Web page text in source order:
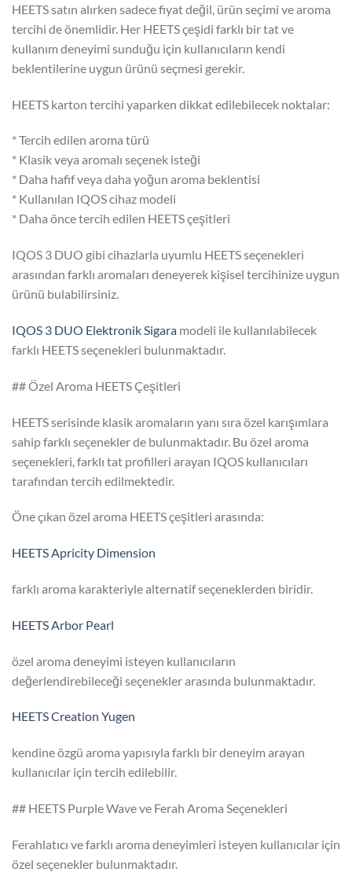
HEETS satın alırken sadece fiyat değil, ürün seçimi ve aroma
tercihi de önemlidir. Her HEETS çeşidi farklı bir tat ve
kullanım deneyimi sunduğu için kullanıcıların kendi
beklentilerine uygun ürünü seçmesi gerekir.
HEETS karton tercihi yaparken dikkat edilebilecek noktalar:
* Tercih edilen aroma türü
* Klasik veya aromalı seçenek isteği
* Daha hafif veya daha yoğun aroma beklentisi
* Kullanılan IQOS cihaz modeli
* Daha önce tercih edilen HEETS çeşitleri
IQOS 3 DUO gibi cihazlarla uyumlu HEETS seçenekleri
arasından farklı aromaları deneyerek kişisel tercihinize uygun
ürünü bulabilirsiniz.
IQOS 3 DUO Elektronik Sigara modeli ile kullanılabilecek
farklı HEETS seçenekleri bulunmaktadır.
## Özel Aroma HEETS Çeşitleri
HEETS serisinde klasik aromaların yanı sıra özel karışımlara
sahip farklı seçenekler de bulunmaktadır. Bu özel aroma
seçenekleri, farklı tat profilleri arayan IQOS kullanıcıları
tarafından tercih edilmektedir.
Öne çıkan özel aroma HEETS çeşitleri arasında:
HEETS Apricity Dimension
farklı aroma karakteriyle alternatif seçeneklerden biridir.
HEETS Arbor Pearl
özel aroma deneyimi isteyen kullanıcıların
değerlendirebileceği seçenekler arasında bulunmaktadır.
HEETS Creation Yugen
kendine özgü aroma yapısıyla farklı bir deneyim arayan
kullanıcılar için tercih edilebilir.
## HEETS Purple Wave ve Ferah Aroma Seçenekleri
Ferahlatıcı ve farklı aroma deneyimleri isteyen kullanıcılar için
özel seçenekler bulunmaktadır.